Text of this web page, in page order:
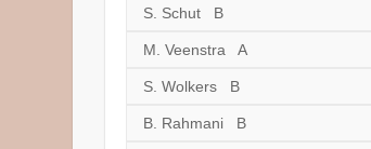
S. Schut B
M. Veenstra A
S. Wolkers B
B. Rahmani B